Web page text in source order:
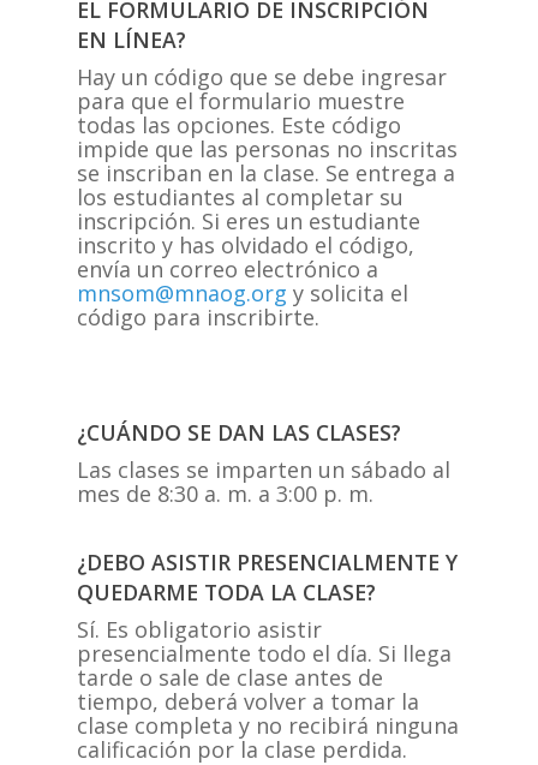
EL FORMULARIO DE INSCRIPCIÓN
EN LÍNEA?
Hay un código que se debe ingresar
para que el formulario muestre
todas las opciones. Este código
impide que las personas no inscritas
se inscriban en la clase. Se entrega a
los estudiantes al completar su
inscripción. Si eres un estudiante
inscrito y has olvidado el código,
envía un correo electrónico a
mnsom@mnaog.org y solicita el
código para inscribirte.
¿CUÁNDO SE DAN LAS CLASES?
Las clases se imparten un sábado al
mes de 8:30 a. m. a 3:00 p. m.
¿DEBO ASISTIR PRESENCIALMENTE Y
QUEDARME TODA LA CLASE?
Sí. Es obligatorio asistir
presencialmente todo el día. Si llega
tarde o sale de clase antes de
tiempo, deberá volver a tomar la
clase completa y no recibirá ninguna
calificación por la clase perdida.